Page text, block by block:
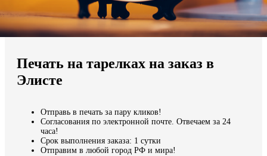
Мы доставляем по всему миру
Продолжить без города
Печать на тарелках на заказ в
Элисте
Отправь в печать за пару кликов!
Согласования по электронной почте. Отвечаем за 24
часа!
Срок выполнения заказа: 1 сутки
Отправим в любой город РФ и мира!